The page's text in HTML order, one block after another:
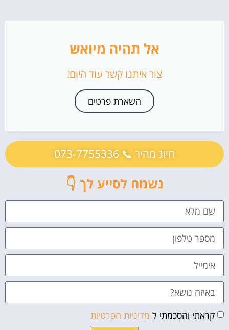
התעלמות מהחלופות
איך מתמודדים בכל זאת?
לא רק הסרה – גם בניית שם לטווח ארוך
ההחלטה הסופית – מתי אפשר להרפות?
לשפר את התדמית זה לא מותרות - זה חובה!
אל תהיה מיואש
צור איתנו קשר עוד היום!
השארת פרטים
חיוג מהיר 📞 073-7755336
נשמח לסייע לך 👇
קראתי והסכמתי ל מדיניות הפרטיות